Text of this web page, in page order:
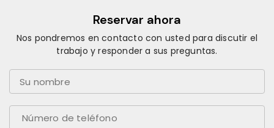
Reservar ahora
Nos pondremos en contacto con usted para discutir el
trabajo y responder a sus preguntas.